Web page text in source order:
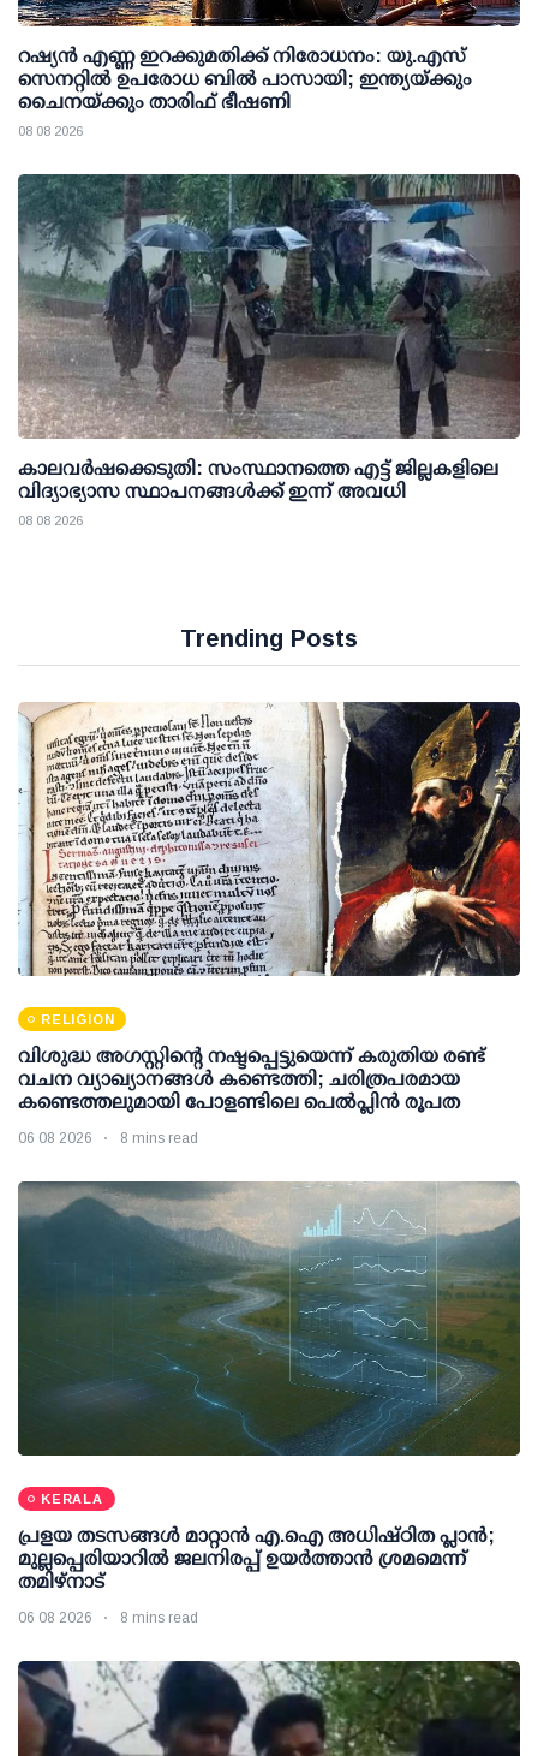
റഷ്യന്‍ എണ്ണ ഇറക്കുമതിക്ക് നിരോധനം: യു.എസ്
സെനറ്റില്‍ ഉപരോധ ബില്‍ പാസായി; ഇന്ത്യയ്ക്കും
ചൈനയ്ക്കും താരിഫ് ഭീഷണി
08 08 2026
കാലവര്‍ഷക്കെടുതി: സംസ്ഥാനത്തെ എട്ട് ജില്ലകളിലെ
വിദ്യാഭ്യാസ സ്ഥാപനങ്ങള്‍ക്ക് ഇന്ന് അവധി
08 08 2026
Trending Posts
RELIGION
വിശുദ്ധ അഗസ്റ്റിന്റെ നഷ്ടപ്പെട്ടുയെന്ന് കരുതിയ രണ്ട്
വചന വ്യാഖ്യാനങ്ങൾ കണ്ടെത്തി; ചരിത്രപരമായ
കണ്ടെത്തലുമായി പോളണ്ടിലെ പെൽപ്ലിൻ രൂപത
06 08 2026 8 mins read
KERALA
പ്രളയ തടസങ്ങള്‍ മാറ്റാന്‍ എ.ഐ അധിഷ്ഠിത പ്ലാന്‍;
മുല്ലപ്പെരിയാറില്‍ ജലനിരപ്പ് ഉയര്‍ത്താന്‍ ശ്രമമെന്ന്
തമിഴ്നാട്
06 08 2026 8 mins read